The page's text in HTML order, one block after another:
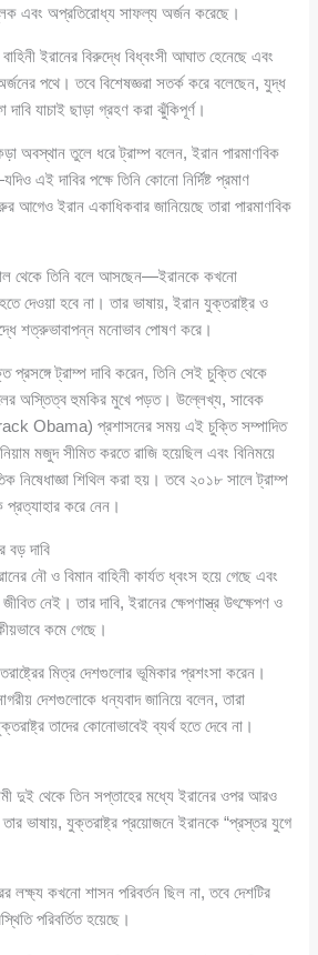
এবং অপ্রতিরোধ্য সাফল্য অর্জন করেছে।
ইরানের বিরুদ্ধে বিধ্বংসী আঘাত হেনেছে এবং
পথে। তবে বিশেষজ্ঞরা সতর্ক করে বলেছেন, যুদ্ধ
যাচাই ছাড়া গ্রহণ করা ঝুঁকিপূর্ণ।
অবস্থান তুলে ধরে ট্রাম্প বলেন, ইরান পারমাণবিক
এই দাবির পক্ষে তিনি কোনো নির্দিষ্ট প্রমাণ
আগেও ইরান একাধিকবার জানিয়েছে তারা পারমাণবিক
থেকে তিনি বলে আসছেন—ইরানকে কখনো
দেওয়া হবে না। তার ভাষায়, ইরান যুক্তরাষ্ট্র ও
শত্রুভাবাপন্ন মনোভাব পোষণ করে।
প্রসঙ্গে ট্রাম্প দাবি করেন, তিনি সেই চুক্তি থেকে
অস্তিত্ব হুমকির মুখে পড়ত। উল্লেখ্য, সাবেক
Obama) প্রশাসনের সময় এই চুক্তি সম্পাদিত
মজুদ সীমিত করতে রাজি হয়েছিল এবং বিনিময়ে
নিষেধাজ্ঞা শিথিল করা হয়। তবে ২০১৮ সালে ট্রাম্প
প্রত্যাহার করে নেন।
বড় দাবি
নৌ ও বিমান বাহিনী কার্যত ধ্বংস হয়ে গেছে এবং
নেই। তার দাবি, ইরানের ক্ষেপণাস্ত্র উৎক্ষেপণ ও
কমে গেছে।
মিত্র দেশগুলোর ভূমিকার প্রশংসা করেন।
দেশগুলোকে ধন্যবাদ জানিয়ে বলেন, তারা
তাদের কোনোভাবেই ব্যর্থ হতে দেবে না।
দুই থেকে তিন সপ্তাহের মধ্যে ইরানের ওপর আরও
ভাষায়, যুক্তরাষ্ট্র প্রয়োজনে ইরানকে “প্রস্তর যুগে
লক্ষ্য কখনো শাসন পরিবর্তন ছিল না, তবে দেশটির
পরিবর্তিত হয়েছে।